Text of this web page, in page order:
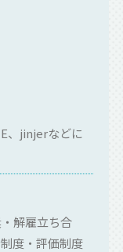
、jinjerなどに
解雇立ち合
度・評価制度